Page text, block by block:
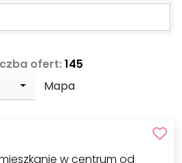
ofert:145
Mapa
w centrum od